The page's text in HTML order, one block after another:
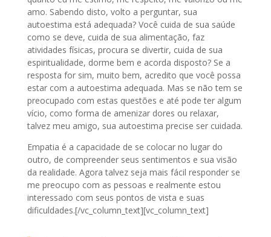
amo. Sabendo disto, volto a perguntar, sua
autoestima está adequada? Você cuida de sua saúde
como se deve, cuida de sua alimentação, faz
atividades físicas, procura se divertir, cuida de sua
espiritualidade, dorme bem e acorda disposto? Se a
resposta for sim, muito bem, acredito que você possa
estar com a autoestima adequada. Mas se não tem se
preocupado com estas questões e até pode ter algum
vício, como forma de amenizar dores ou relaxar,
talvez meu amigo, sua autoestima precise ser cuidada.
Empatia é a capacidade de se colocar no lugar do
outro, de compreender seus sentimentos e sua visão
da realidade. Agora talvez seja mais fácil responder se
me preocupo com as pessoas e realmente estou
interessado com seus pontos de vista e suas
dificuldades.[/vc_column_text][vc_column_text]